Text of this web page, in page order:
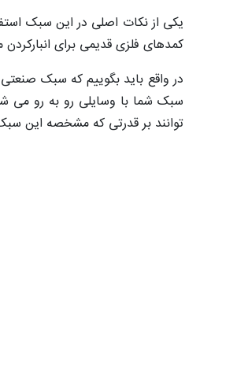
یکی از نکات اصلی در این سبک
کمدهای فلزی قدیمی برای
در واقع باید بگوییم که سبک صنعتی
سبک شما با وسایلی رو به رو می
‌توانند بر قدرتی که مشخصه این